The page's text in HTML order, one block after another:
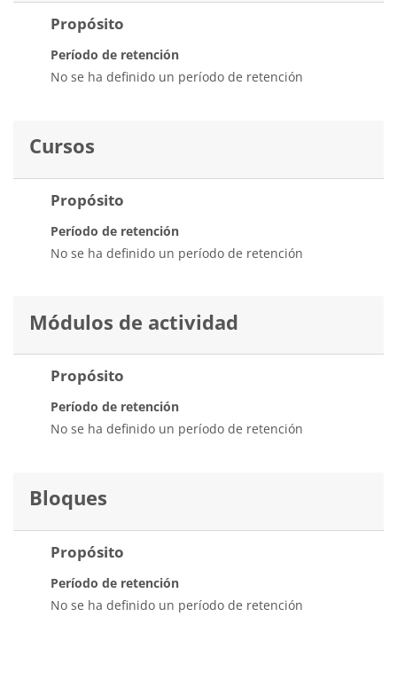
Propósito
Período de retención
No se ha definido un período de retención
Cursos
Propósito
Período de retención
No se ha definido un período de retención
Módulos de actividad
Propósito
Período de retención
No se ha definido un período de retención
Bloques
Propósito
Período de retención
No se ha definido un período de retención